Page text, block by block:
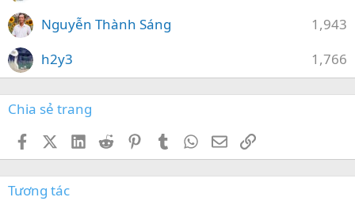
1,943
Nguyễn Thành Sáng
1,766
h2y3
Chia sẻ trang
FacebookX (Twitter)
LinkedIn
Reddit PinterestTumblr WhatsApp
EmailLink
Tương tác